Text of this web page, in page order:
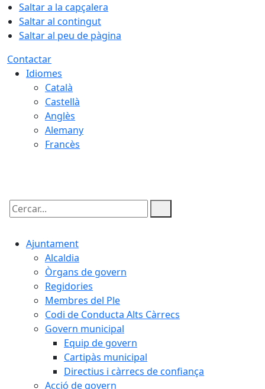
Saltar a la capçalera
Saltar al contingut
Saltar al peu de pàgina
Contactar
Idiomes
Català
Castellà
Anglès
Alemany
Francès
Cercar:
Ajuntament
Alcaldia
Òrgans de govern
Regidories
Membres del Ple
Codi de Conducta Alts Càrrecs
Govern municipal
Equip de govern
Cartipàs municipal
Directius i càrrecs de confiança
Acció de govern